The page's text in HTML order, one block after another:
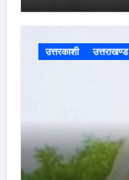
उत्तरकाशी उत्तराखण्ड